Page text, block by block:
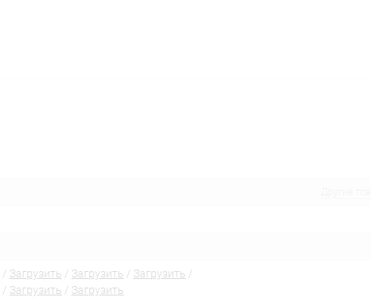
/ Загрузить / Загрузить / Загрузить /
/ Загрузить / Загрузить